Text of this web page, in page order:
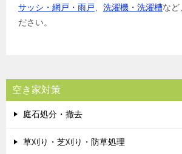
サッシ・網戸・雨戸、 洗濯機・洗濯槽など
ださい。
空き家対策
庭石処分・撤去
草刈り・芝刈り・防草処理